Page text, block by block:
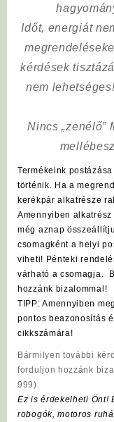
Időt, energiát
kérdések
nem
Nincs „zenélő”
Termékeink
történik. Ha a
kerékpár alkatrésze
Amennyiben
még aznap
csomagként a helyi
viheti! Pénteki
várható a csomagja.
hozzánk bizalommal!
TIPP: Amennyiben
pontos beazonosítás
cikkszámára!
Bármilyen további
forduljon hozzánk
999).
Ez is érdekelheti Önt!
robogók, motoros